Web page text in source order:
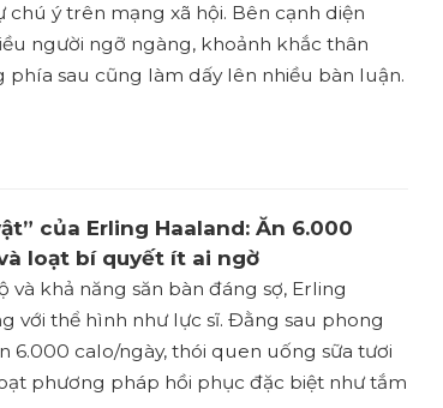
ý trên mạng xã hội. Bên cạnh diện
người ngỡ ngàng, khoảnh khắc thân
sau cũng làm dấy lên nhiều bàn luận.
của Erling Haaland: Ăn 6.000
loạt bí quyết ít ai ngờ
và khả năng săn bàn đáng sợ, Erling
với thể hình như lực sĩ. Đằng sau phong
6.000 calo/ngày, thói quen uống sữa tươi
phương pháp hồi phục đặc biệt như tắm